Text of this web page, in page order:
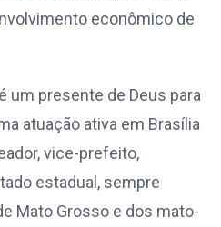
econômico de
um presente de Deus para
atuação ativa em Brasília
vice-prefeito,
estadual, sempre
Mato Grosso e dos mato-